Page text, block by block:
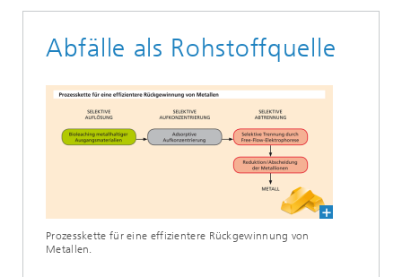
Abfälle als Rohstoffquelle
Prozesskette für eine effizientere Rückgewinnung von
Metallen.